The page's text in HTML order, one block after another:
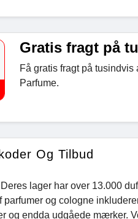
Gratis fragt på
Få gratis fragt på
Parfume.
Og Tilbud
lager har over 13.000
parfumer og cologne
og endda udgåede mærker.